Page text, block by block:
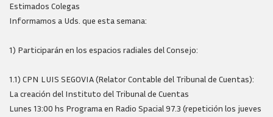
Estimados Colegas
Informamos a Uds. que esta semana:
1) Participarán en los espacios radiales del Consejo:
1.1) CPN LUIS SEGOVIA (Relator Contable del Tribunal de Cuentas):
La creación del Instituto del Tribunal de Cuentas
Lunes 13:00 hs Programa en Radio Spacial 97.3 (repetición los jueves